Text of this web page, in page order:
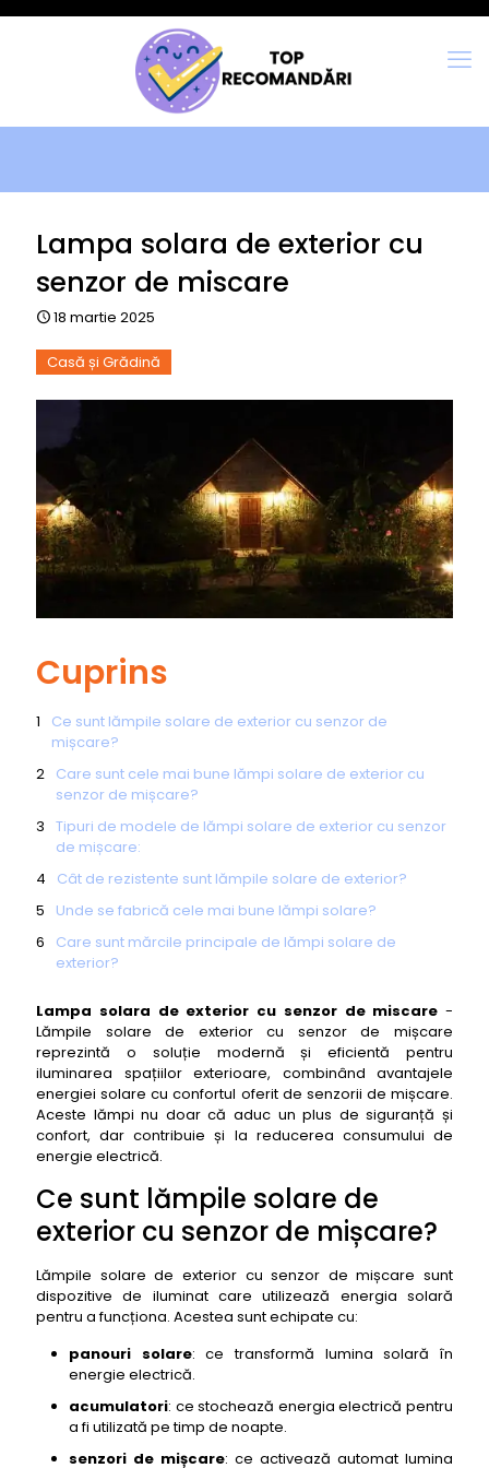
Lampa solara de exterior cu
senzor de miscare
18 martie 2025
Casă și Grădină
Cuprins
Ce sunt lămpile solare de exterior cu senzor de
mișcare?
Care sunt cele mai bune lămpi solare de exterior cu
senzor de mișcare?
Tipuri de modele de lămpi solare de exterior cu senzor
de mișcare:
Cât de rezistente sunt lămpile solare de exterior?
Unde se fabrică cele mai bune lămpi solare?
Care sunt mărcile principale de lămpi solare de
exterior?
de exterior?
Ce măsură de lampă solară de exterior ți se
potrivește?
Care sunt cele mai bune materiale pentru lămpile
solare de exterior?
Cât ar trebui să te țină o lampă solară de exterior?
Top 50 cea mai bună lampă solară de exterior cu
senzor de mișcare
1- lampa solară de exterior cu senzor de mișcare
2- lampa solară de exterior cu senzor de mișcare
Osram Solar Motion
Steinel XSolar L-S
Brennenstuhl SOL 800
Lampa solara de exterior cu senzor de miscare -
Lămpile solare de exterior cu senzor de mișcare
reprezintă o soluție modernă și eficientă pentru
iluminarea spațiilor exterioare, combinând avantajele
energiei solare cu confortul oferit de senzorii de mișcare.
Aceste lămpi nu doar că aduc un plus de siguranță și
confort, dar contribuie și la reducerea consumului de
energie electrică.
Ce sunt lămpile solare de
exterior cu senzor de mișcare?
Lămpile solare de exterior cu senzor de mișcare sunt
dispozitive de iluminat care utilizează energia solară
pentru a funcționa. Acestea sunt echipate cu:
panouri solare: ce transformă lumina solară în
energie electrică.
acumulatori: ce stochează energia electrică pentru
a fi utilizată pe timp de noapte.
senzori de mișcare: ce activează automat lumina